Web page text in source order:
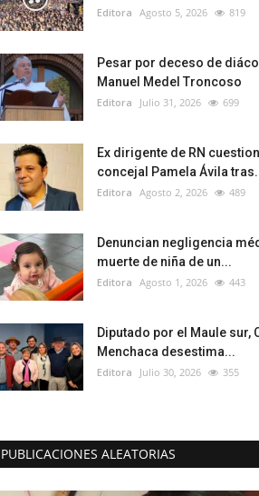
Editora Agosto 5, 2026 819
Pesar por deceso de
Manuel Medel Troncoso
Editora Julio 31, 2026 699
Ex dirigente de RN
concejal Pamela Ávila
Editora Agosto 2, 2026 489
Denuncian negligencia
muerte de niña de un...
Editora Agosto 1, 2026 443
Diputado por el Maule sur,
Menchaca desestima...
Editora Julio 30, 2026 355
PUBLICACIONES ALEATORIAS